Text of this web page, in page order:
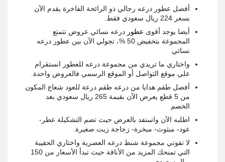
أفضل عطور درعه رجالي ذو الرائحة الفاخرة يقدم الآن
بسعر 224 ريال سعودي فقط.
أيضا يوجد أقوى عطور درعه نسائي عروض تتمتع
المجموعة بتخفيض 50 %، تجولي الآن بين عطور درعه
نسائي
واختاري ما تريدي من مجموعة درعه للعطور انستقرام
علي موقع التواصل أو الموقع الرسمي فالعروض واحدة.
أفضل طقم هدايا من درعه طقم درعة للعود شعاع المكون
من 5 قطع يعرض الآن بقيمة 265 ريال سعودي بعد
الخصم
اطلبه الآن واستفد بالعرض حيث تضم التشكيلة عطر-
عود- مبثوث- مبخرة- زجاجة زيت صغيرة.
لا تفوتي مجموعة شنط درعه العصرية واختاري الحقيبة
التي تمنحك المزيد من الأناقة حيث تبدأ الأسعار من 150